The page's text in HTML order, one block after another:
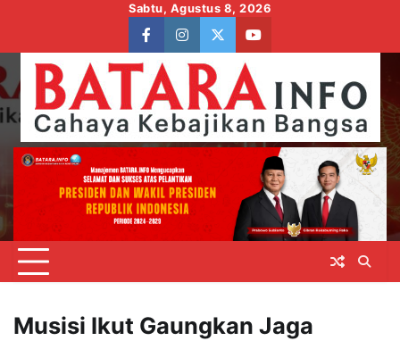
content
Sabtu, Agustus 8, 2026
facebookinstagram
twitteryoutube
Musisi Ikut Gaungkan Jaga